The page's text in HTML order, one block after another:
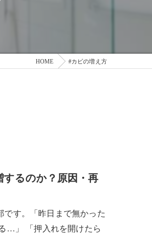
HOME #カビの増え方
するのか？原因・再
です。「昨日まで無かった
…」 「押入れを開けたら